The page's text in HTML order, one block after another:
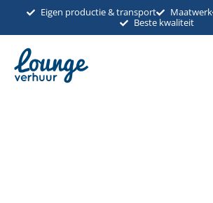
inhoud
Eigen productie & transport Maatwerk
Beste kwaliteit